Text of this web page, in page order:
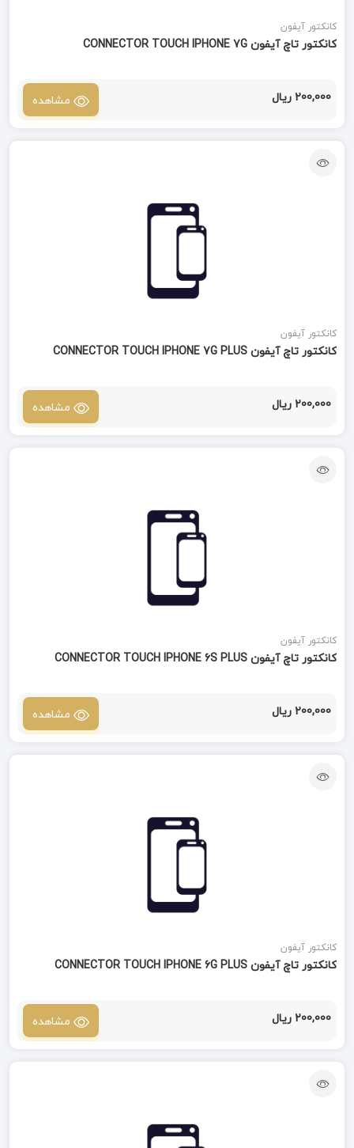
کانکتور آیفون
کانکتور تاچ آیفون CONNECTOR TOUCH IPHONE 7G
200,000 ریال مشاهده
کانکتور آیفون
کانکتور تاچ آیفون CONNECTOR TOUCH IPHONE 7G PLUS
200,000 ریال مشاهده
کانکتور آیفون
کانکتور تاچ آیفون CONNECTOR TOUCH IPHONE 6S PLUS
200,000 ریال مشاهده
کانکتور آیفون
کانکتور تاچ آیفون CONNECTOR TOUCH IPHONE 6G PLUS
200,000 ریال مشاهده